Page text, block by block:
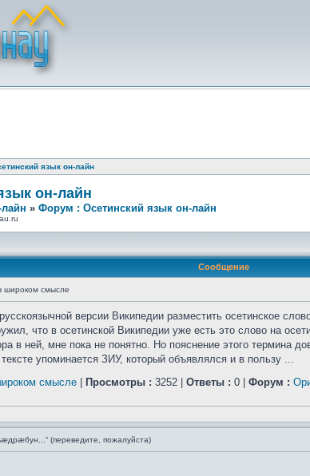
язык он-лайн
он-лайн
» Форум : Осетинский язык он-лайн
Сообщение
широком смысле
версии Википедии разместить осетинское
что в осетинской Википедии уже есть это слово на
в ней, мне пока не понятно. Но пояснение этого термина
упоминается ЗИУ, который объявлялся и в пользу ...
смысле Просмотры : 3252 | Ответы : 0 | Форум :
(переведите, пожалуйста)